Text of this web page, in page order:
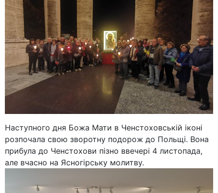
Наступного дня Божa Мати в Ченстоховській іконі
розпочала свою зворотну подорож до Польщі. Вона
прибула до Ченстохови пізно ввечері 4 листопада,
але вчасно на Ясногірську молитву.